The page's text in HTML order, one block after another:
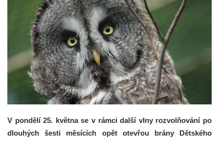
V pondělí 25. května se v rámci další vlny rozvolňování po
dlouhých šesti měsících opět otevřou brány Dětského